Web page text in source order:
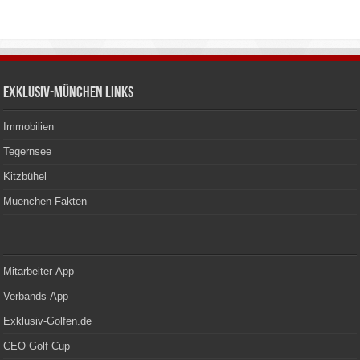
Exklusiv-München Links
Immobilien
Tegernsee
Kitzbühel
Muenchen Fakten
Mitarbeiter-App
Verbands-App
Exklusiv-Golfen.de
CEO Golf Cup